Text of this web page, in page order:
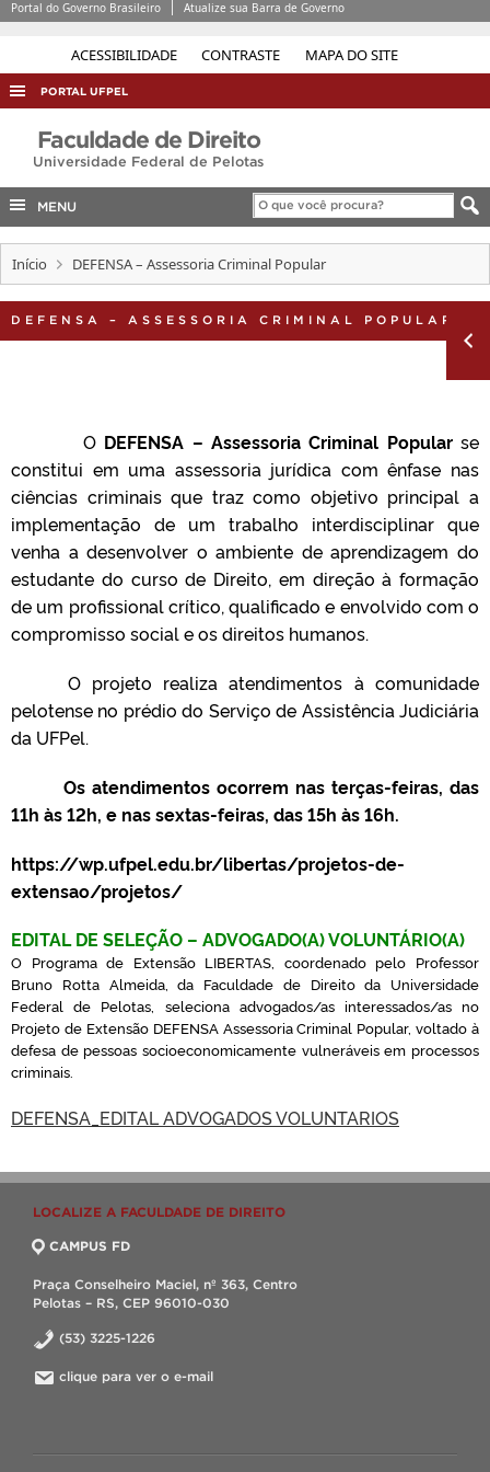
ACESSIBILIDADE CONTRASTE MAPA DO SITE
Portal do Governo Brasileiro Atualize sua Barra de Governo
PORTAL UFPEL
ACESSO À INFORMAÇÃO
AUDITORIA
COBALTO
INTERNACIONAL
Faculdade de Direito
Universidade Federal de Pelotas
MENU
Início DEFENSA – Assessoria Criminal Popular
DEFENSA – ASSESSORIA CRIMINAL POPULAR
O DEFENSA – Assessoria Criminal Popularse
constitui em uma assessoria jurídica com ênfase nas
ciências criminais que traz como objetivo principal a
implementação de um trabalho interdisciplinar que
venha a desenvolver o ambiente de aprendizagem do
estudante do curso de Direito, em direção à formação
de um profissional crítico, qualificado e envolvido com o
compromisso social e os direitos humanos.
O projeto realiza atendimentos à comunidade
pelotense no prédio do Serviço de Assistência Judiciária
da UFPel.
Os atendimentos ocorrem nas terças-feiras, das
11h às 12h, e nas sextas-feiras, das 15h às 16h.
https://wp.ufpel.edu.br/libertas/projetos-de-
extensao/projetos/
EDITAL DE SELEÇÃO – ADVOGADO(A) VOLUNTÁRIO(A)
O Programa de Extensão LIBERTAS, coordenado pelo Professor
Bruno Rotta Almeida, da Faculdade de Direito da Universidade
Federal de Pelotas, seleciona advogados/as interessados/as no
Projeto de Extensão DEFENSA Assessoria Criminal Popular, voltado à
defesa de pessoas socioeconomicamente vulneráveis em processos
criminais.
DEFENSA_EDITAL ADVOGADOS VOLUNTARIOS
LOCALIZE A FACULDADE DE DIREITO
CAMPUS FD
Praça Conselheiro Maciel, nº 363, Centro
Pelotas – RS, CEP 96010-030
(53) 3225-1226
clique para ver o e-mail